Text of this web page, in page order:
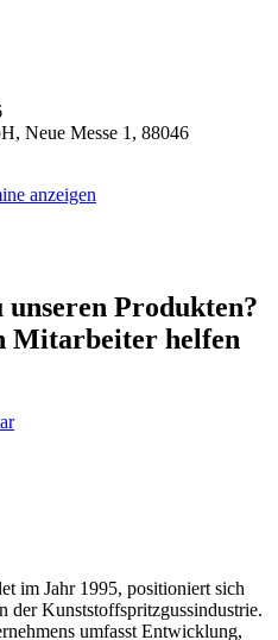
Neue Messe 1, 88046
anzeigen
unseren Produkten?
Mitarbeiter helfen
im Jahr 1995, positioniert sich
der Kunststoffspritzgussindustrie.
umfasst Entwicklung,